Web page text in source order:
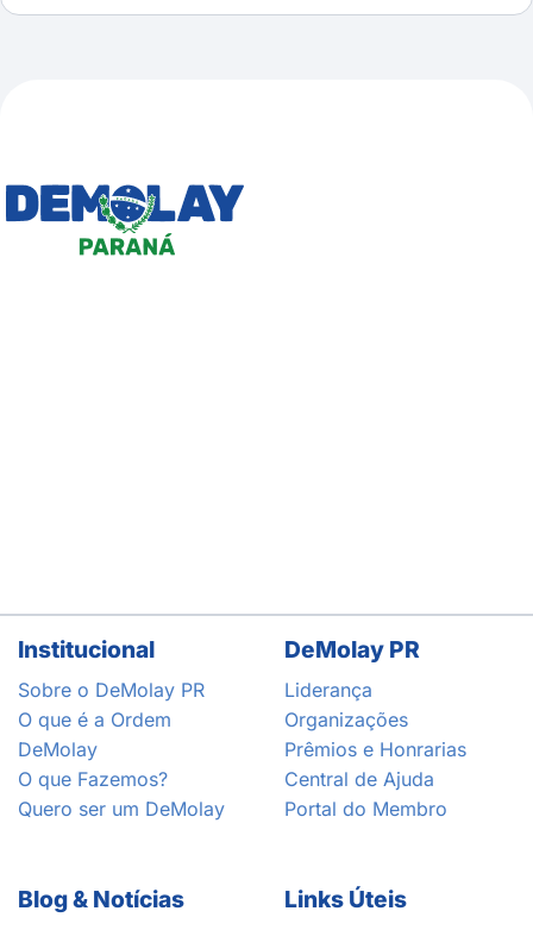
Institucional
Sobre o DeMolay PR
O que é a Ordem
DeMolay
O que Fazemos?
Quero ser um DeMolay
DeMolay PR
Liderança
Organizações
Prêmios e Honrarias
Central de Ajuda
Portal do Membro
Blog & Notícias Links Úteis